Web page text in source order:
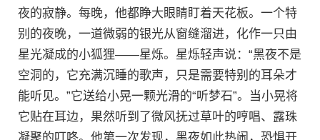
夜的寂静。每晚，他都睁大眼睛盯着天花板。一个特
别的夜晚，一道微弱的银光从窗缝溜进，化作一只由
星光凝成的小狐狸——星烁。星烁轻声说：“黑夜不是
空洞的，它充满沉睡的歌声，只是需要特别的耳朵才
能听见。”它送给小晃一颗光滑的“听梦石”。当小晃将
它贴在耳边，果然听到了微风抚过草叶的哼唱、露珠
凝聚的叮咚。他第一次发现，黑夜如此热闹，恐惧开